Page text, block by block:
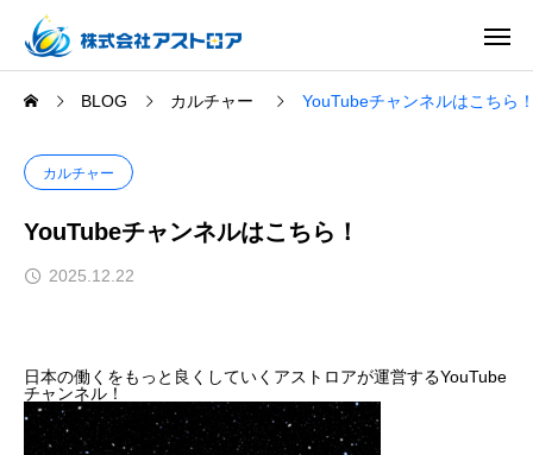
BLOG カルチャー YouTubeチャンネルはこちら
カルチャー
YouTubeチャンネルはこちら！
2025.12.22
日本の働くをもっと良くしていくアストロアが運営するYouTube
チャンネル！